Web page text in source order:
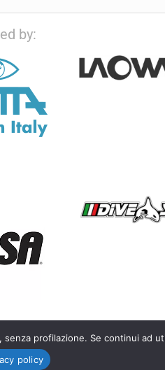
by:
|Privacy Policy
profilazione. Se continui ad
policy